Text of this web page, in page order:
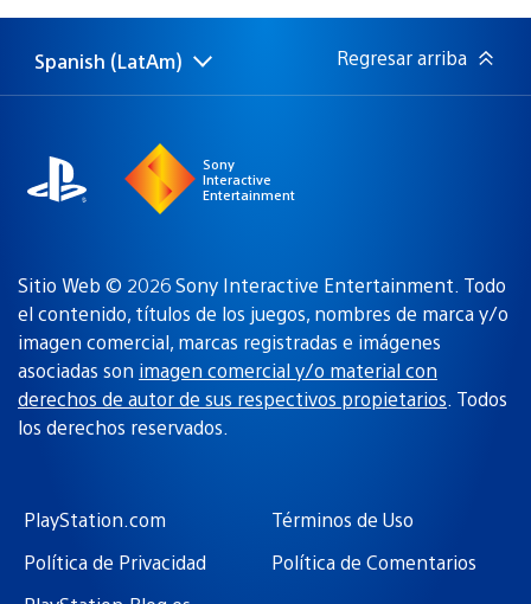
publicación:
Elige
una
Región
actual:
Spanish (LatAm) Regresar arriba
Sony
Interactive
Entertainment
Sitio Web © 2026 Sony Interactive Entertainment. Todo
el contenido, títulos de los juegos, nombres de marca y/o
imagen comercial, marcas registradas e imágenes
asociadas son imagen comercial y/o material con
derechos de autor de sus respectivos propietarios. Todos
los derechos reservados.
PlayStation.com
Términos de Uso
Política de Privacidad
Política de Comentarios